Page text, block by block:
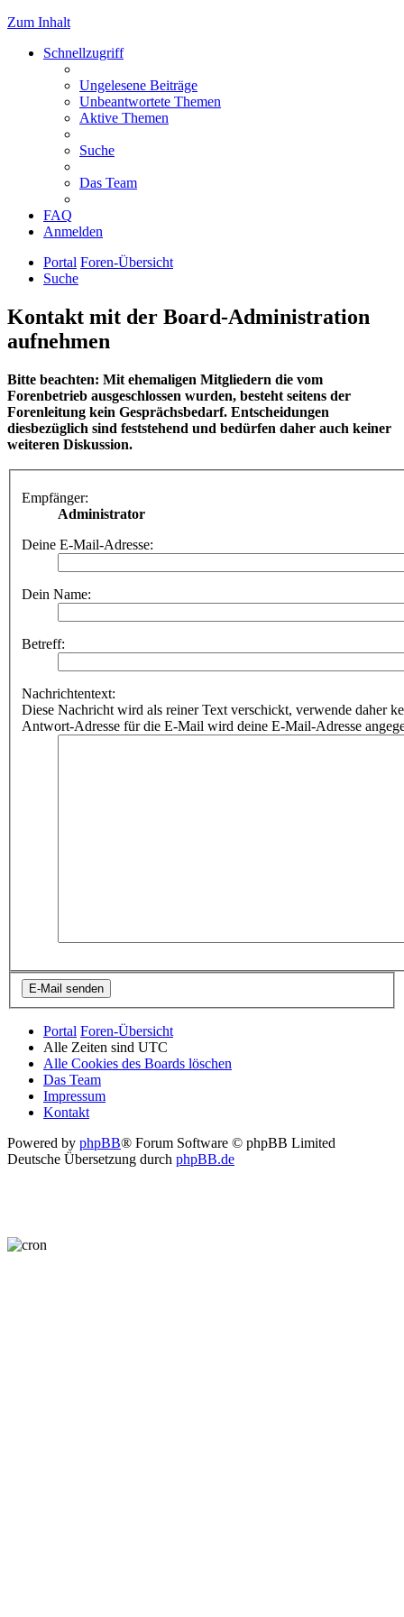
Zum Inhalt
Schnellzugriff
Ungelesene Beiträge
Unbeantwortete Themen
Aktive Themen
Suche
Das Team
FAQ
Anmelden
Portal Foren-Übersicht
Suche
Kontakt mit der Board-Administration
aufnehmen
Bitte beachten: Mit ehemaligen Mitgliedern die vom
Forenbetrieb ausgeschlossen wurden, besteht seitens der
Forenleitung kein Gesprächsbedarf. Entscheidungen
diesbezüglich sind feststehend und bedürfen daher auch keiner
weiteren Diskussion.
Empfänger:
Administrator
Deine E-Mail-Adresse:
Dein Name:
Betreff:
Nachrichtentext:
Diese Nachricht wird als reiner Text verschickt, verwende daher
Antwort-Adresse für die E-Mail wird deine E-Mail-Adresse
Portal Foren-Übersicht
Alle Zeiten sind UTC
Alle Cookies des Boards löschen
Das Team
Impressum
Kontakt
Powered by phpBB® Forum Software © phpBB Limited
Deutsche Übersetzung durch phpBB.de